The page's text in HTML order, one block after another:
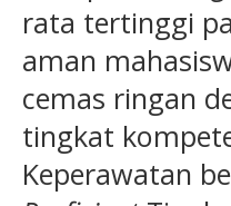
rata tertinggi
aman
cemas ringan
tingkat
Keperawatan